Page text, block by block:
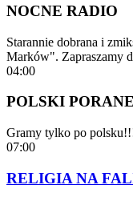
NOCNE RADIO
Starannie dobrana i
Marków". Zapraszamy
04:00
POLSKI
Gramy tylko po
07:00
RELIGIA NA